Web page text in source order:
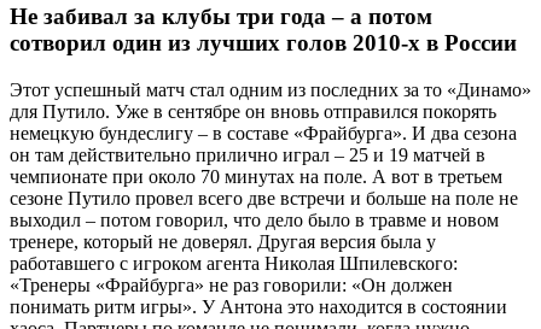
Не забивал за клубы три года – а потом
сотворил один из лучших голов 2010-х в России
Этот успешный матч стал одним из последних за то «Динамо»
для Путило. Уже в сентябре он вновь отправился покорять
немецкую бундеслигу – в составе «Фрайбурга». И два сезона
он там действительно прилично играл – 25 и 19 матчей в
чемпионате при около 70 минутах на поле. А вот в третьем
сезоне Путило провел всего две встречи и больше на поле не
выходил – потом говорил, что дело было в травме и новом
тренере, который не доверял. Другая версия была у
работавшего с игроком агента Николая Шпилевского:
«Тренеры «Фрайбурга» не раз говорили: «Он должен
понимать ритм игры». У Антона это находится в состоянии